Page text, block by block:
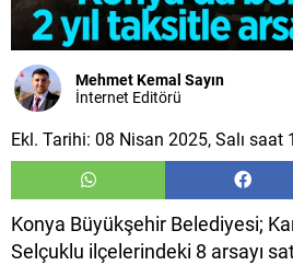
Mehmet Kemal Sayın
İnternet Editörü
Ekl. Tarihi: 08 Nisan 2025, Salı saat
Konya Büyükşehir Belediyesi;
Selçuklu ilçelerindeki 8 arsayı